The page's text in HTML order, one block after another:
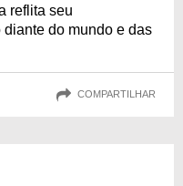
reflita seu
do mundo e das
COMPARTILHAR